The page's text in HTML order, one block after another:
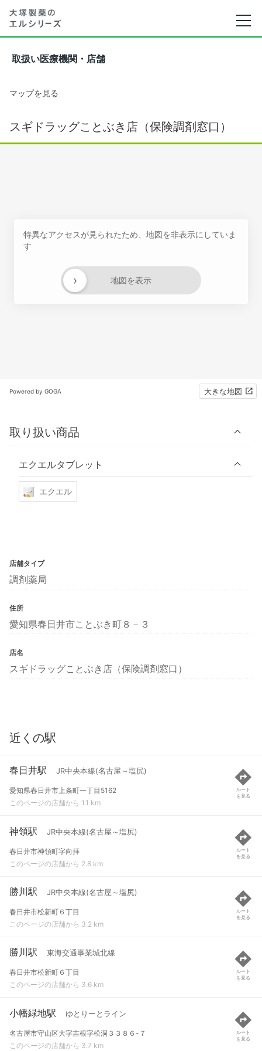
取扱い医療機関・店舗
マップを見る
スギドラッグことぶき店（保険調剤窓口）
特異なアクセスが見られたため、地図を非表示にしていま
す
地図を表示
›
Powered by GOGA 大きな地図
取り扱い商品
エクエルタブレット
エクエル
店舗タイプ
調剤薬局
住所
愛知県春日井市ことぶき町８－３
店名
スギドラッグことぶき店（保険調剤窓口）
近くの駅
春日井駅 JR中央本線(名古屋～塩尻)
愛知県春日井市上条町一丁目5162
このページの店舗から 1.1 km
ルート
を見る
神領駅 JR中央本線(名古屋～塩尻)
春日井市神領町字向拝
このページの店舗から 2.8 km
ルート
を見る
勝川駅 JR中央本線(名古屋～塩尻)
春日井市松新町６丁目
このページの店舗から 3.2 km
ルート
を見る
勝川駅 東海交通事業城北線
春日井市松新町６丁目
このページの店舗から 3.6 km
ルート
を見る
小幡緑地駅 ゆとりーとライン
名古屋市守山区大字吉根字松洞３３８６-７
このページの店舗から 3.7 km
ルート
を見る